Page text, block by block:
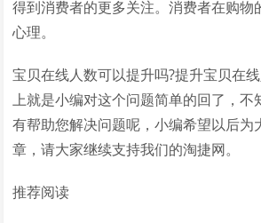
得到消费者的更多关注。消费者在购物
心理。
宝贝在线人数可以提升吗?提升宝贝在
上就是小编对这个问题简单的回了，不
有帮助您解决问题呢，小编希望以后为
章，请大家继续支持我们的淘捷网。
推荐阅读